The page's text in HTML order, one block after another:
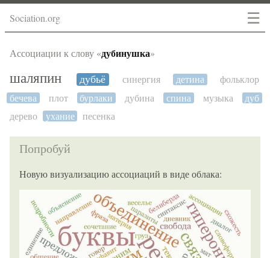
☰
Sociation.org
Ассоциации к слову «дубинушка»
шаляпин дубьё синергия детина
фольклор
бечева
плот бурлаки дубина спина музыка
дуб
дерево
ухание песенка
Попробуй
Новую визуализацию ассоциаций в виде облака: